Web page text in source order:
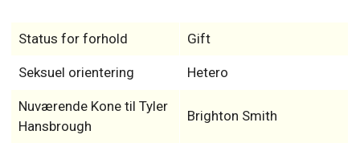
Status for forhold Gift
Seksuel orientering Hetero
Nuværende Kone til Tyler
Hansbrough
Brighton Smith